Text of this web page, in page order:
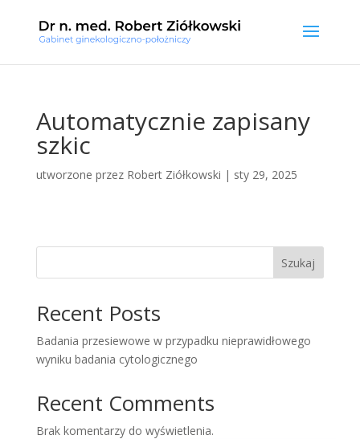
Automatycznie zapisany
szkic
utworzone przez Robert Ziółkowski | sty 29, 2025
Szukaj
Recent Posts
Badania przesiewowe w przypadku nieprawidłowego
wyniku badania cytologicznego
Recent Comments
Brak komentarzy do wyświetlenia.